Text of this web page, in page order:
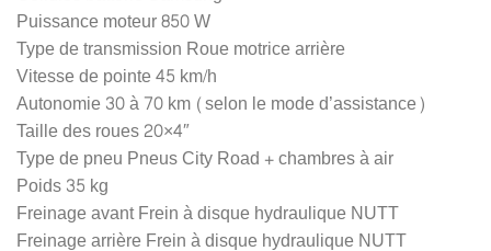
Puissance moteur 850 W
Type de transmission Roue motrice arrière
Vitesse de pointe 45 km/h
Autonomie 30 à 70 km (selon le mode d’assistance)
Taille des roues 20×4″
Type de pneu Pneus City Road + chambres à air
Poids 35 kg
Freinage avant Frein à disque hydraulique NUTT
Freinage arrière Frein à disque hydraulique NUTT